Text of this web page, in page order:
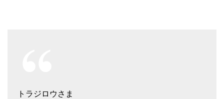
トラジロウさま